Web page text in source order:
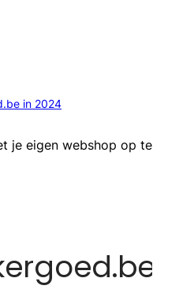
in 2024
je eigen webshop op te